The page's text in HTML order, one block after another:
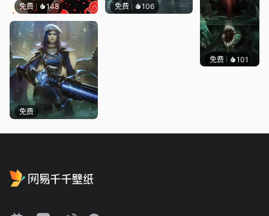
免费 148 免费 106
免费
免费 101Kyllar